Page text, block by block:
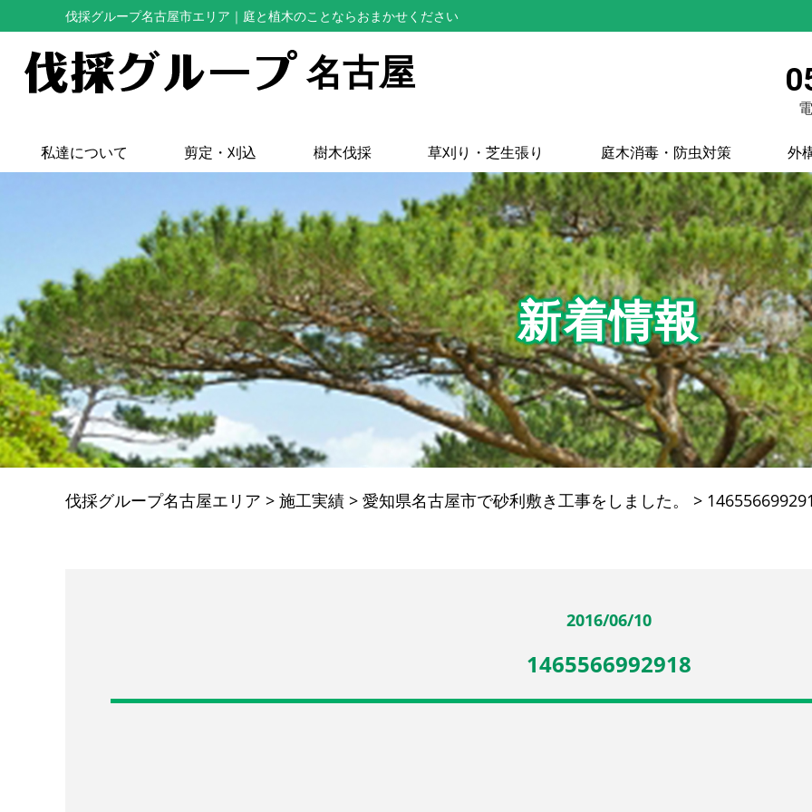
伐採グループ名古屋市エリア ｜庭と植木のことならおまかせください
名古屋
私達について 剪定・刈込 樹木伐採 草刈り・芝生張り 庭木消毒・防虫対策 外
新着情報
伐採グループ名古屋エリア > 施工実績 > 愛知県名古屋市で砂利敷き工事をしました。 >
2016/06/10
1465566992918